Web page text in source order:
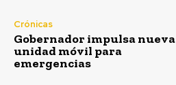
Crónicas
Gobernador impulsa nueva
unidad móvil para
emergencias